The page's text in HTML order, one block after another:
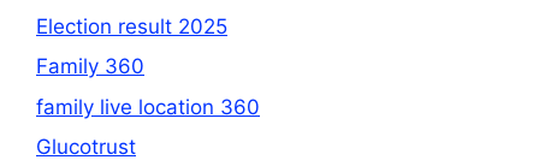
Election result 2025
Family 360
family live location 360
Glucotrust